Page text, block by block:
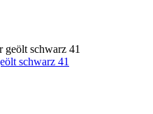
schwarz 41